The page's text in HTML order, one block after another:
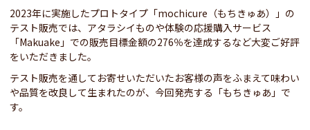
2023年に実施したプロトタイプ「mochicure（もちきゅあ）」の
テスト販売では、アタラシイものや体験の応援購入サービス
「Makuake」での販売目標金額の276％を達成するなど大変ご好評
をいただきました。
テスト販売を通してお寄せいただいたお客様の声をふまえて味わい
や品質を改良して生まれたのが、今回発売する「もちきゅあ」で
す。